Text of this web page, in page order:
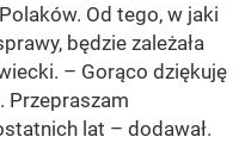
Od tego, w jaki
będzie zależała
– Gorąco dziękuję
Przepraszam
lat – dodawał.